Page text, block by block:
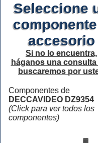
Seleccione
accesorio
Si no lo encuentra,
háganos una consulta
buscaremos por
Componentes de
DECCAVIDEO DZ9354
(Click para ver todos los
componentes)